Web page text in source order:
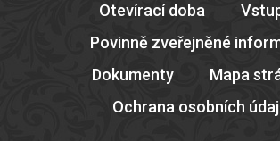
Otevírací doba
Povinně zveřejněné
Dokumenty
Mapa
Ochrana osobních